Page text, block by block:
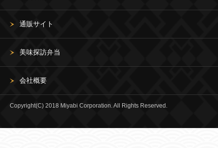
通販サイト
美味探訪弁当
会社概要
Copyright(C) 2018 Miyabi Corporation. All Rights Reserved.